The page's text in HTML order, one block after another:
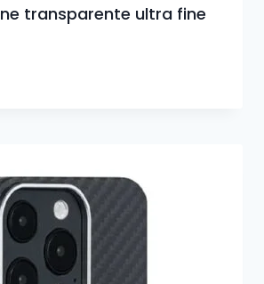
transparente ultra fine